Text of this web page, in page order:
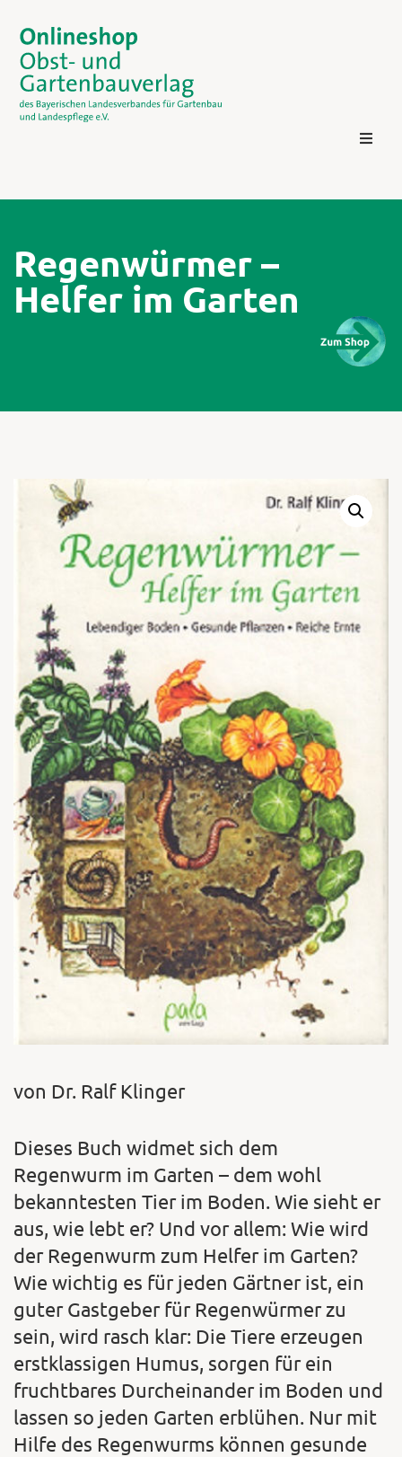
Kontakt
Zum
Regenwürmer –
Helfer im Garten
von Dr. Ralf Klinger
Dieses Buch widmet sich dem
Regenwurm im Garten – dem wohl
bekanntesten Tier im Boden. Wie sieht er
aus, wie lebt er? Und vor allem: Wie wird
der Regenwurm zum Helfer im Garten?
Wie wichtig es für jeden Gärtner ist, ein
guter Gastgeber für Regenwürmer zu
sein, wird rasch klar: Die Tiere erzeugen
erstklassigen Humus, sorgen für ein
fruchtbares Durcheinander im Boden und
lassen so jeden Garten erblühen. Nur mit
Hilfe des Regenwurms können gesunde